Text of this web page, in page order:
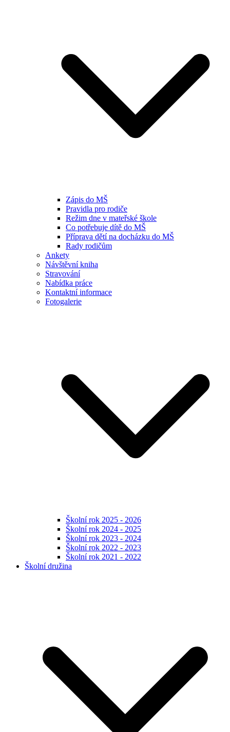
Zápis do MŠ
Pravidla pro rodiče
Režim dne v mateřské škole
Co potřebuje dítě do MŠ
Příprava dětí na docházku do MŠ
Rady rodičům
Ankety
Návštěvní kniha
Stravování
Nabídka práce
Kontaktní informace
Fotogalerie
Školní rok 2025 - 2026
Školní rok 2024 - 2025
Školní rok 2023 - 2024
Školní rok 2022 - 2023
Školní rok 2021 - 2022
Školní družina